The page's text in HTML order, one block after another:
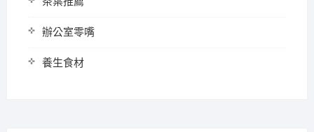
辦公室零嘴
養生食材